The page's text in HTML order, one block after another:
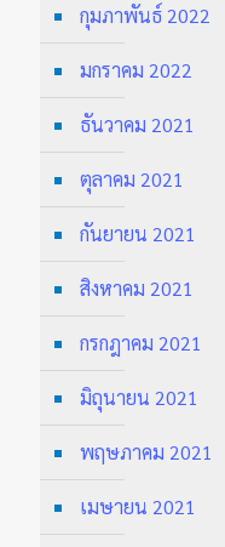
กุมภาพันธ์ 2022
มกราคม 2022
ธันวาคม 2021
ตุลาคม 2021
กันยายน 2021
สิงหาคม 2021
กรกฎาคม 2021
มิถุนายน 2021
พฤษภาคม 2021
เมษายน 2021